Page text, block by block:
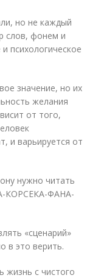
но не каждый
слов, фонем и
психологическое
значение, но их
желания
от того,
и варьируется от
нужно читать
КОРСЕКА-ФАНА-
«сценарий»
в это верить.
жизнь с чистого